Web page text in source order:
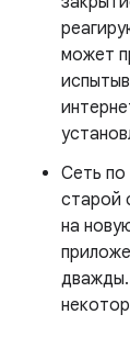
может
Сеть по
старой
на
дважды.